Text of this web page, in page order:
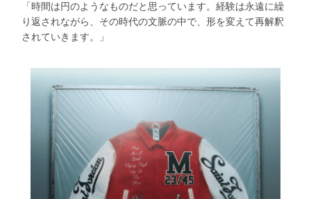
「時間は円のようなものだと思っています。経験は永遠に繰
り返されながら、その時代の文脈の中で、形を変えて再解釈
されていきます。」